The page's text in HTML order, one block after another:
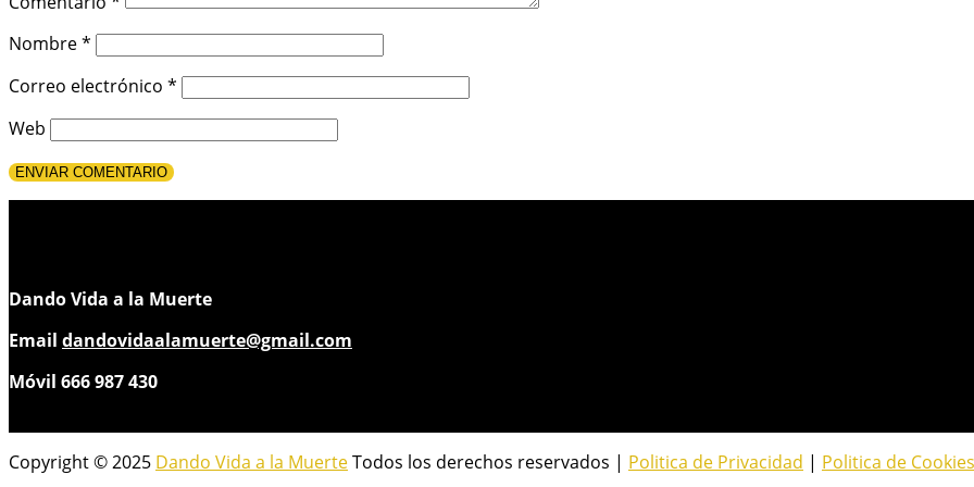
Nombre*
Correo electrónico *
Web
Dando Vida a la Muerte
Email dandovidaalamuerte@gmail.com
Móvil 666 987 430
Copyright © 2025 Dando Vida a la MuerteTodos los derechos reservados | Politica de Privacidad | Politica de Cookies